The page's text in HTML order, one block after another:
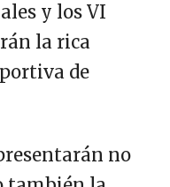
y los VI
la rica
de
no